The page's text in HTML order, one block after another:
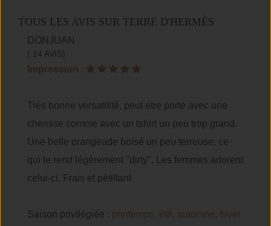
TOUS LES AVIS SUR TERRE D'HERMÈS
DONJUAN
( 14 AVIS)
Impression :
Très bonne versatilité, peut etre porté avec une
chemise comme avec un tshirt un peu trop grand.
Une belle orangeade boisé un peu terreuse, ce
qui le rend légérement "dirty". Les femmes adorent
celui-ci. Frais et pétillant
Saison privilégiée : printemps, été, automne, hiver